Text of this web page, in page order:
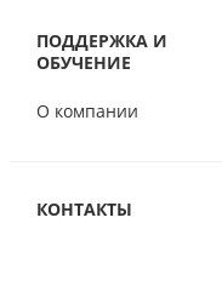
ПОДДЕРЖКА И
ОБУЧЕНИЕ
О компании
КОНТАКТЫ